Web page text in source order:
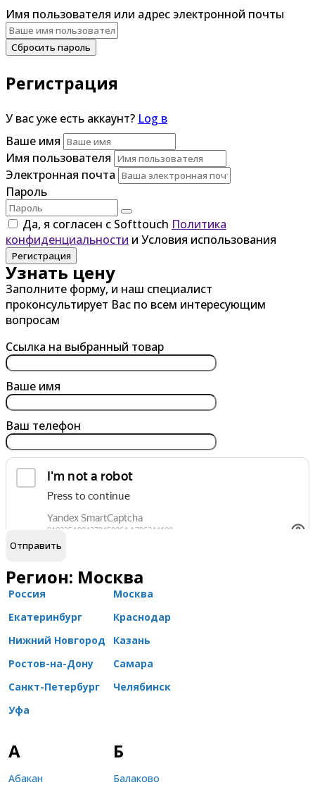
Имя пользователя или адрес электронной почты
Сбросить пароль
Регистрация
У вас уже есть аккаунт? Log в
Ваше имя
Имя пользователя
Электронная почта
Пароль
Да, я согласен с Softtouch Политика
конфиденциальности и Условия использования
Регистрация
Узнать цену
Заполните форму, и наш специалист
проконсультирует Вас по всем интересующим
вопросам
Ссылка на выбранный товар
Ваше имя
Ваш телефон
Я согласен наобработку персональных данных
Регион: Москва
Россия
Москва
Екатеринбург
Краснодар
Нижний Новгород
Казань
Ростов-на-Дону
Самара
Санкт-Петербург
Челябинск
Уфа
А
Абакан
Б
Балаково